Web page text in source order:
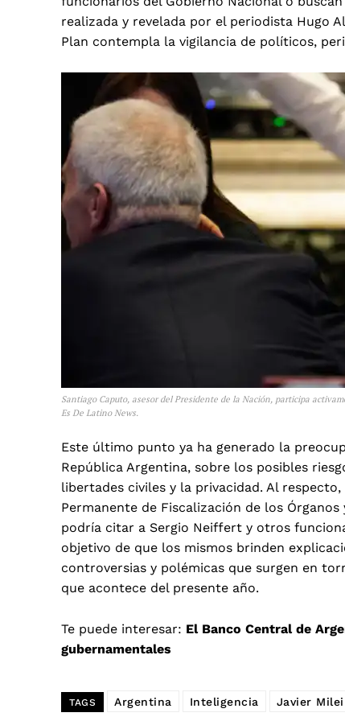
realizada y revelada por el periodista Hugo
Plan contempla la vigilancia de políticos,
Santiago Caputo, asesor del Presidente de la Nación, participa
Es De Latino News.
Este último punto ya ha generado la
República Argentina, sobre los posibles
libertades civiles y la privacidad. Al
Permanente de Fiscalización de los
podría citar a Sergio Neiffert y otros
objetivo de que los mismos brinden
controversias y polémicas que surgen en
que acontece del presente año.
Te puede interesar: El Banco Central de
gubernamentales
TAGS Argentina Inteligencia Javier Milei